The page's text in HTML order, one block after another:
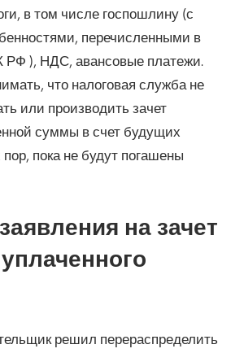
в том числе госпошлину (с
перечисленными в
РФ ), НДС, авансовые платежи.
что налоговая служба не
или производить зачет
суммы в счет будущих
пока не будут погашены
на зачет
решил перераспределить